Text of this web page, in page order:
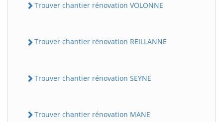
Trouver chantier rénovation VOLONNE
Trouver chantier rénovation REILLANNE
Trouver chantier rénovation SEYNE
Trouver chantier rénovation MANE